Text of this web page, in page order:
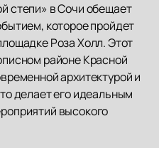
степи» в Сочи обещает
которое пройдет
Роза Холл. Этот
районе Красной
архитектурой и
делает его идеальным
высокого